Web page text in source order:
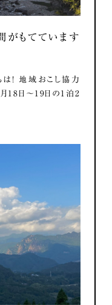
がもてています
！ 地域おこし協力
18日～19日の1泊2